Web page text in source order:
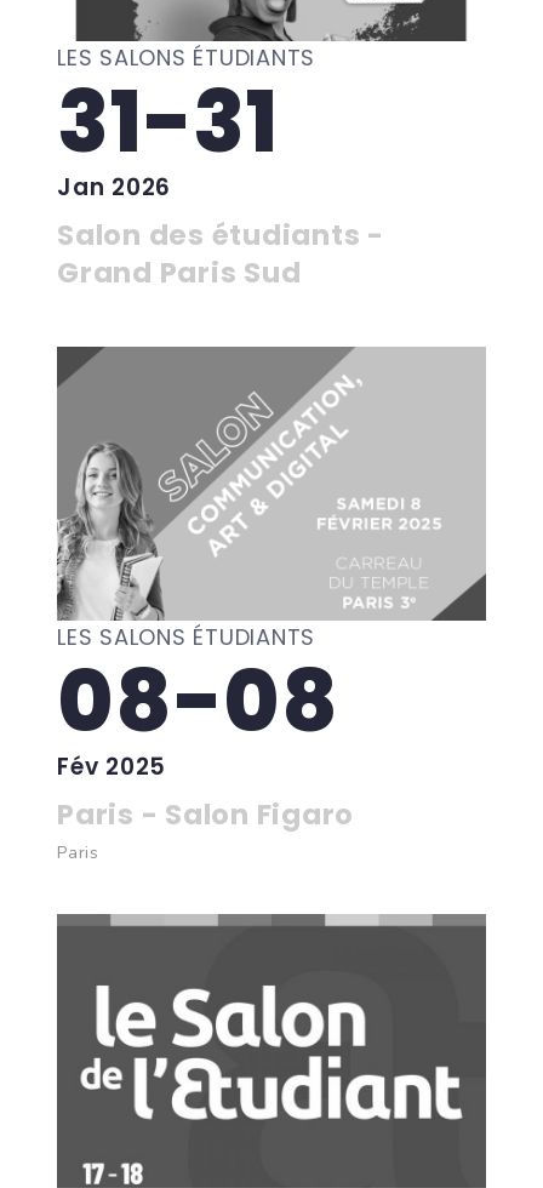
LES SALONS ÉTUDIANTS
31-31
Jan 2026
Salon des étudiants -
Grand Paris Sud
LES SALONS ÉTUDIANTS
08-08
Fév 2025
Paris - Salon Figaro
Paris